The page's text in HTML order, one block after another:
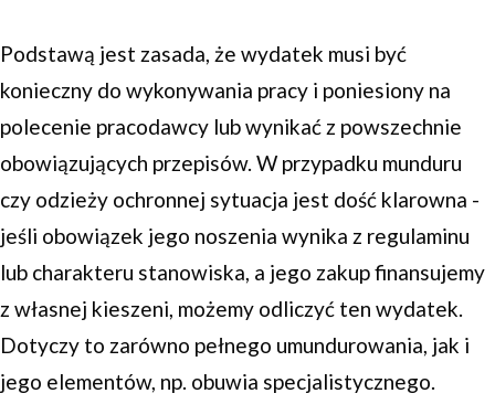
Podstawą jest zasada, że wydatek musi być
konieczny do wykonywania pracy i poniesiony na
polecenie pracodawcy lub wynikać z powszechnie
obowiązujących przepisów. W przypadku munduru
czy odzieży ochronnej sytuacja jest dość klarowna -
jeśli obowiązek jego noszenia wynika z regulaminu
lub charakteru stanowiska, a jego zakup finansujemy
z własnej kieszeni, możemy odliczyć ten wydatek.
Dotyczy to zarówno pełnego umundurowania, jak i
jego elementów, np. obuwia specjalistycznego.